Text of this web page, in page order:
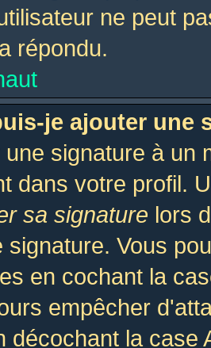
ne peut
répondu.
je ajouter une
une signature à un
dans votre profil.
sa signature lors
signature. Vous
en cochant la
empêcher
décochant la